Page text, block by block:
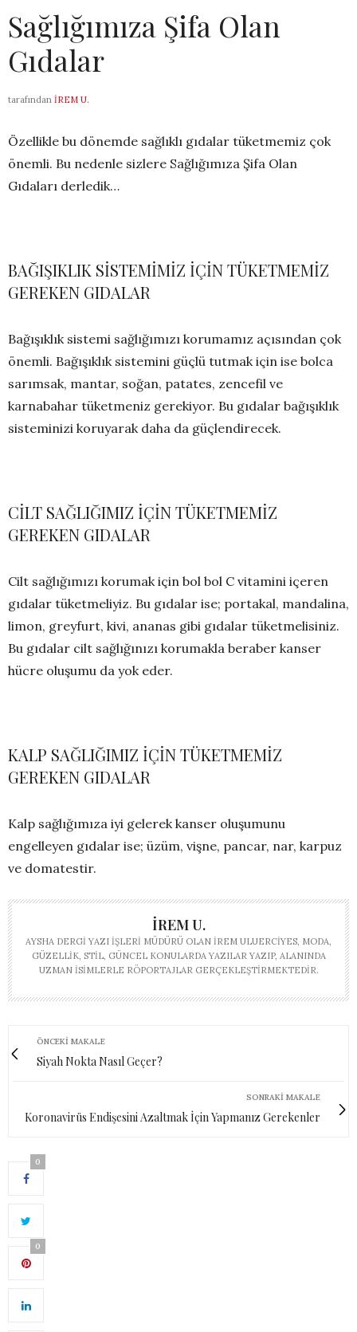
Sağlığımıza Şifa Olan
Gıdalar
tarafından İREM U.
Özellikle bu dönemde sağlıklı gıdalar tüketmemiz çok
önemli. Bu nedenle sizlere Sağlığımıza Şifa Olan
Gıdaları derledik…
BAĞIŞIKLIK SİSTEMİMİZ İÇİN TÜKETMEMİZ
GEREKEN GIDALAR
Bağışıklık sistemi sağlığımızı korumamız açısından çok
önemli. Bağışıklık sistemini güçlü tutmak için ise bolca
sarımsak, mantar, soğan, patates, zencefil ve
karnabahar tüketmeniz gerekiyor. Bu gıdalar bağışıklık
sisteminizi koruyarak daha da güçlendirecek.
CİLT SAĞLIĞIMIZ İÇİN TÜKETMEMİZ
GEREKEN GIDALAR
Cilt sağlığımızı korumak için bol bol C vitamini içeren
gıdalar tüketmeliyiz. Bu gıdalar ise; portakal, mandalina,
limon, greyfurt, kivi, ananas gibi gıdalar tüketmelisiniz.
Bu gıdalar cilt sağlığınızı korumakla beraber kanser
hücre oluşumu da yok eder.
KALP SAĞLIĞIMIZ İÇİN TÜKETMEMİZ
GEREKEN GIDALAR
Kalp sağlığımıza iyi gelerek kanser oluşumunu
engelleyen gıdalar ise; üzüm, vişne, pancar, nar, karpuz
ve domatestir.
İREM U.
AYSHA DERGI YAZI İŞLERI MÜDÜRÜ OLAN İREM ULUERCIYES, MODA,
GÜZELLIK, STIL, GÜNCEL KONULARDA YAZILAR YAZIP, ALANINDA
UZMAN ISIMLERLE RÖPORTAJLAR GERÇEKLEŞTIRMEKTEDIR.
ÖNCEKI MAKALE
Siyah Nokta Nasıl Geçer?
SONRAKI MAKALE
Koronavirüs Endişesini Azaltmak İçin Yapmanız Gerekenler
0
0